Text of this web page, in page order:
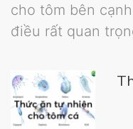
cho tôm bên
điều rất quan